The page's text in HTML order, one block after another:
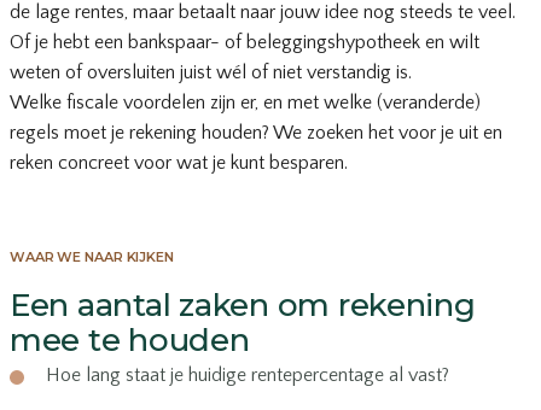
de lage rentes, maar betaalt naar jouw idee nog steeds te veel.
Of je hebt een bankspaar- of beleggingshypotheek en wilt
weten of oversluiten juist wél of niet verstandig is.
Welke fiscale voordelen zijn er, en met welke (veranderde)
regels moet je rekening houden? We zoeken het voor je uit en
reken concreet voor wat je kunt besparen.
WAAR WE NAAR KIJKEN
Een aantal zaken om rekening
mee te houden
Hoe lang staat je huidige rentepercentage al vast?